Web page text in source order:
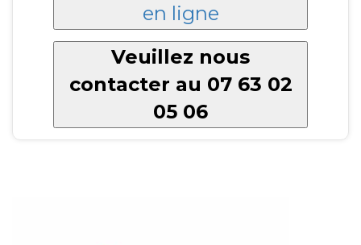
en ligne
Veuillez nous
contacter au 07 63 02
05 06